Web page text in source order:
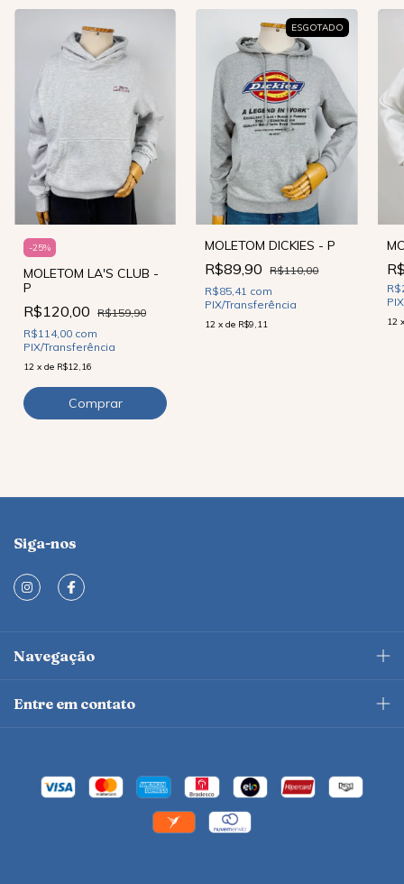
-25%
MOLETOM LA'S CLUB -
P
R$120,00 R$159,90
R$114,00 com
PIX/Transferência
12 x de R$12,16
ESGOTADO
MOLETOM DICKIES - P
R$89,90
R$110,00
R$85,41 com
PIX/Transferência
12 xde R$9,11 12
Siga-nos
Navegação
Entre em contato